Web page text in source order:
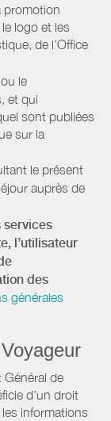
promotion
logo et les
de l’Office
le
et qui
sont publiées
sur la
le présent
auprès de
services
l’utilisateur
des
générales
Général de
d’un droit
informations